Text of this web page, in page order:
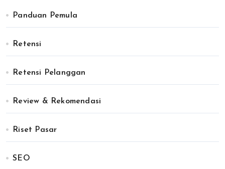
Panduan Pemula
Retensi
Retensi Pelanggan
Review & Rekomendasi
Riset Pasar
SEO